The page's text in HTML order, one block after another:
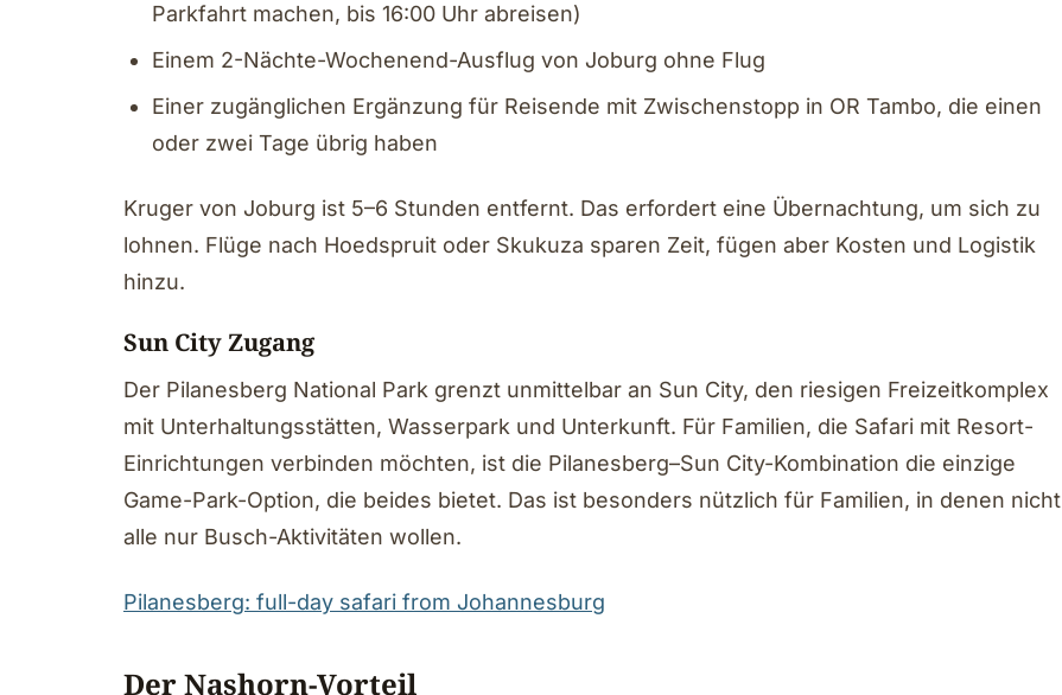
Parkfahrt machen, bis 16:00 Uhr abreisen)
Einem 2-Nächte-Wochenend-Ausflug von Joburg ohne Flug
Einer zugänglichen Ergänzung für Reisende mit Zwischenstopp in OR Tambo, die einen
oder zwei Tage übrig haben
Kruger von Joburg ist 5–6 Stunden entfernt. Das erfordert eine Übernachtung, um sich zu
lohnen. Flüge nach Hoedspruit oder Skukuza sparen Zeit, fügen aber Kosten und Logistik
hinzu.
Sun City Zugang
Der Pilanesberg National Park grenzt unmittelbar an Sun City, den riesigen Freizeitkomplex
mit Unterhaltungsstätten, Wasserpark und Unterkunft. Für Familien, die Safari mit Resort-
Einrichtungen verbinden möchten, ist die Pilanesberg–Sun City-Kombination die einzige
Game-Park-Option, die beides bietet. Das ist besonders nützlich für Familien, in denen nicht
alle nur Busch-Aktivitäten wollen.
Pilanesberg: full-day safari from Johannesburg
Der Nashorn-Vorteil